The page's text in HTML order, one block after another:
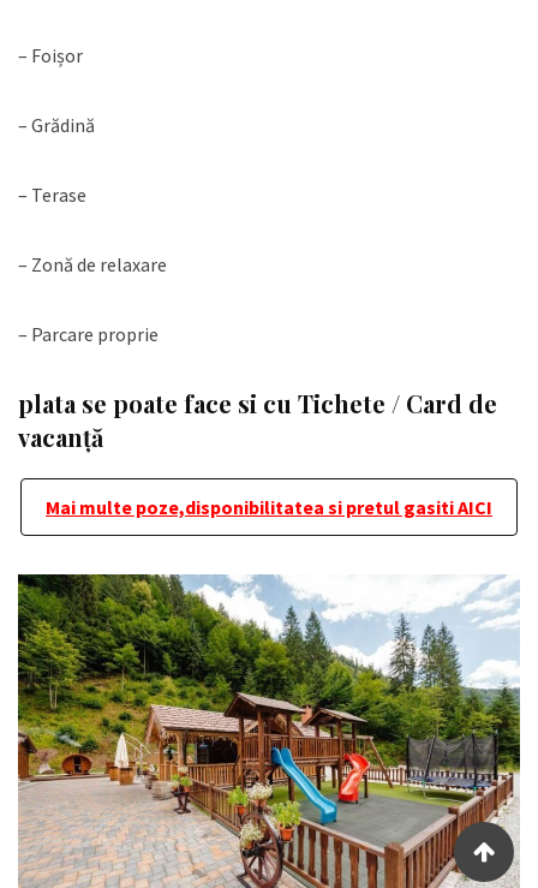
– Foișor
– Grădină
– Terase
– Zonă de relaxare
– Parcare proprie
plata se poate face si cu Tichete / Card de
vacanță
Mai multe poze,disponibilitatea si pretul gasiti AICI